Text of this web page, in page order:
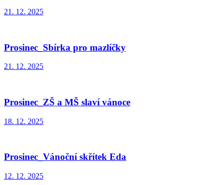
21. 12. 2025
Prosinec_Sbírka pro mazlíčky
21. 12. 2025
Prosinec_ZŠ a MŠ slaví vánoce
18. 12. 2025
Prosinec_Vánoční skřítek Eda
12. 12. 2025